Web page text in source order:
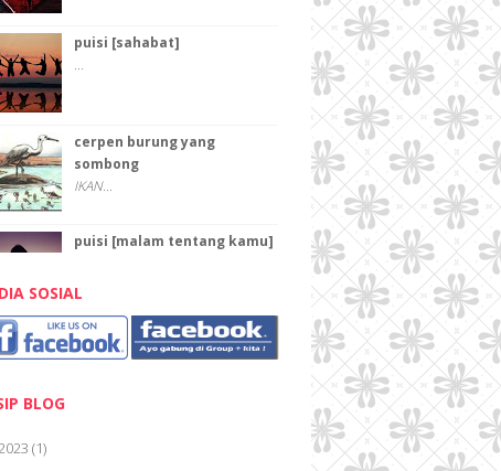
puisi [sahabat]
...
cerpen burung yang
sombong
IKAN...
puisi [malam tentang kamu]
PAHLAWAN
Pahlawan Karena pahlawan kita
SOSIAL
BLOG
(1)